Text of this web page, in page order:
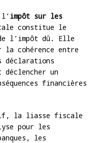
l’impôt sur les
constitue le
l’impôt dû. Elle
cohérence entre
déclarations
un
financières
la liasse fiscale
pour les
les